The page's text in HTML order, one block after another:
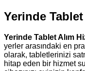
Yerinde
Yerinde Tablet Alım
yerler arasındaki en
olarak, tabletlerinizi
hitap eden bir hizmet